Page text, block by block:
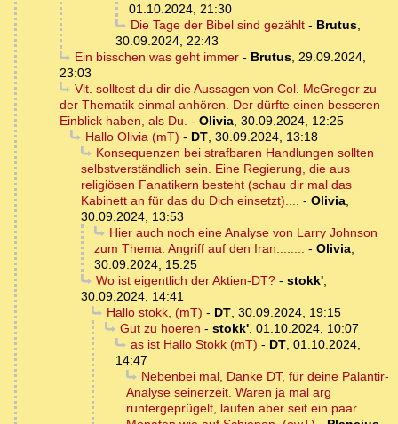
01.10.2024, 21:30
Die Tage der Bibel sind gezählt- Brutus,
30.09.2024, 22:43
Ein bisschen was geht immer- Brutus, 29.09.2024,
23:03
Vlt. solltest du dir die Aussagen von Col. McGregor zu
der Thematik einmal anhören. Der dürfte einen besseren
Einblick haben, als Du. - Olivia, 30.09.2024, 12:25
Hallo Olivia (mT) - DT, 30.09.2024, 13:18
Konsequenzen bei strafbaren Handlungen sollten
selbstverständlich sein. Eine Regierung, die aus
religiösen Fanatikern besteht (schau dir mal das
Kabinett an für das du Dich einsetzt).... - Olivia,
30.09.2024, 13:53
Hier auch noch eine Analyse von Larry Johnson
zum Thema: Angriff auf den Iran........ - Olivia,
30.09.2024, 15:25
Wo ist eigentlich der Aktien-DT?- stokk',
30.09.2024, 14:41
Hallo stokk, (mT) - DT, 30.09.2024, 19:15
Gut zu hoeren - stokk', 01.10.2024, 10:07
as ist Hallo Stokk (mT) - DT, 01.10.2024,
14:47
Nebenbei mal, Danke DT, für deine Palantir-
Analyse seinerzeit. Waren ja mal arg
runtergeprügelt, laufen aber seit ein paar